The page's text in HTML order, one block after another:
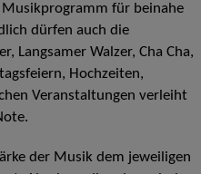
Musikprogramm für beinahe
dürfen auch die
Langsamer Walzer, Cha Cha,
Hochzeiten,
Veranstaltungen verleiht
der Musik dem jeweiligen